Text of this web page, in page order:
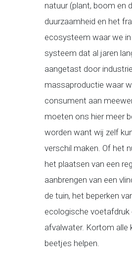
natuur (plant, boom en
duurzaamheid en het
ecosysteem waar we in
systeem dat al jaren
aangetast door
massaproductie waar
consument aan
moeten ons hier meer
worden want wij zelf
verschil maken. Of het
het plaatsen van een
aanbrengen van een
de tuin, het beperken
ecologische voetafdruk
afvalwater. Kortom alle
beetjes helpen.